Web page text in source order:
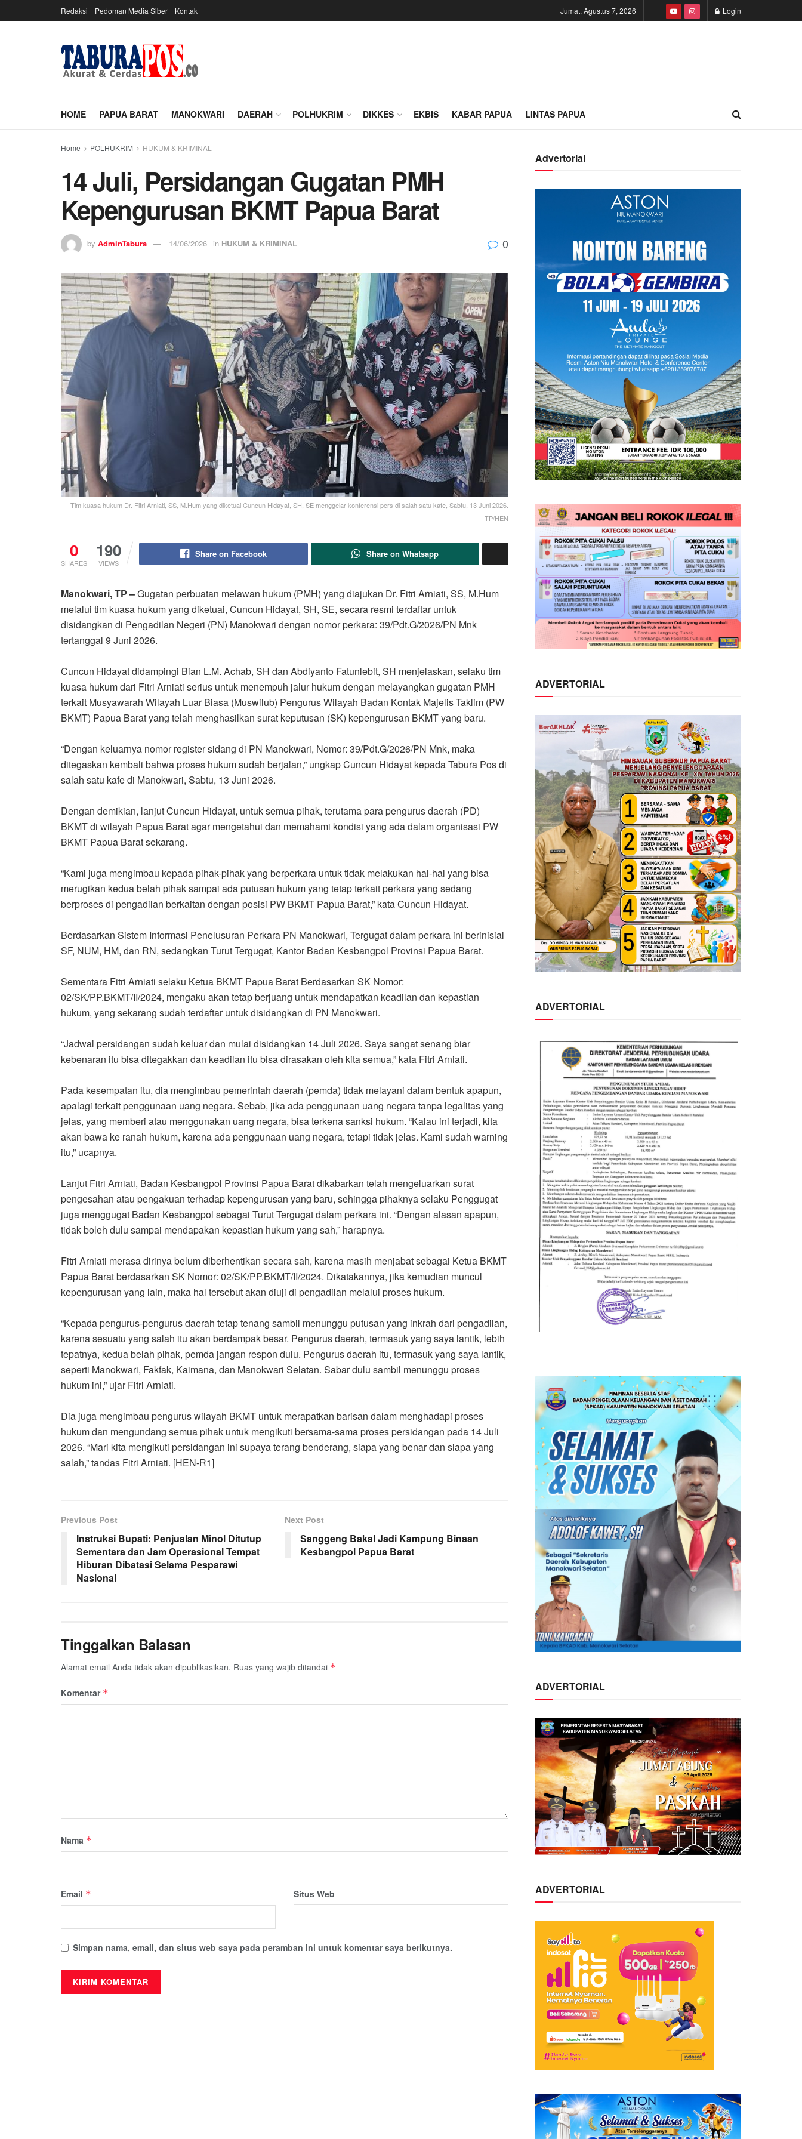
Redaksi Pedoman Media Siber Kontak Jumat, Agustus 7, 2026 Login
HOME PAPUA BARAT MANOKWARI DAERAH POLHUKRIM DIKKES EKBIS KABAR PAPUA LINTAS PAPUA
Home POLHUKRIM HUKUM & KRIMINAL
‎14 Juli, Persidangan Gugatan PMH
Kepengurusan BKMT Papua Barat
by AdminTabura 14/06/2026 in HUKUM & KRIMINAL 0
Tim kuasa hukum Dr. Fitri Arniati, SS, M.Hum yang diketuai Cuncun Hidayat, SH, SE menggelar konferensi pers di salah satu kafe, Sabtu, 13 Juni 2026.
TP/HEN
0
SHARES
190
VIEWS
Share on Facebook Share on Whatsapp
Manokwari, TP –Gugatan perbuatan melawan hukum (PMH) yang diajukan Dr. Fitri Arniati, SS, M.Hum
melalui tim kuasa hukum yang diketuai, Cuncun Hidayat, SH, SE, secara resmi terdaftar untuk
disidangkan di Pengadilan Negeri (PN) Manokwari dengan nomor perkara: 39/Pdt.G/2026/PN Mnk
tertanggal 9 Juni 2026.
‎Cuncun Hidayat didampingi Bian L.M. Achab, SH dan Abdiyanto Fatunlebit, SH menjelaskan, selaku tim
kuasa hukum dari Fitri Arniati serius untuk menempuh jalur hukum dengan melayangkan gugatan PMH
terkait Musyawarah Wilayah Luar Biasa (Muswilub) Pengurus Wilayah Badan Kontak Majelis Taklim (PW
BKMT) Papua Barat yang telah menghasilkan surat keputusan (SK) kepengurusan BKMT yang baru.
‎“Dengan keluarnya nomor register sidang di PN Manokwari, Nomor: 39/Pdt.G/2026/PN Mnk, maka
ditegaskan kembali bahwa proses hukum sudah berjalan,” ungkap Cuncun Hidayat kepada Tabura Pos di
salah satu kafe di Manokwari, Sabtu, 13 Juni 2026.
‎Dengan demikian, lanjut Cuncun Hidayat, untuk semua pihak, terutama para pengurus daerah (PD)
BKMT di wilayah Papua Barat agar mengetahui dan memahami kondisi yang ada dalam organisasi PW
BKMT Papua Barat sekarang.
‎“Kami juga mengimbau kepada pihak-pihak yang berperkara untuk tidak melakukan hal-hal yang bisa
merugikan kedua belah pihak sampai ada putusan hukum yang tetap terkait perkara yang sedang
berproses di pengadilan berkaitan dengan posisi PW BKMT Papua Barat,” kata Cuncun Hidayat.
‎Berdasarkan Sistem Informasi Penelusuran Perkara PN Manokwari, Tergugat dalam perkara ini berinisial
SF, NUM, HM, dan RN, sedangkan Turut Tergugat, Kantor Badan Kesbangpol Provinsi Papua Barat.
‎Sementara Fitri Arniati selaku Ketua BKMT Papua Barat Berdasarkan SK Nomor:
02/SK/PP.BKMT/II/2024, mengaku akan tetap berjuang untuk mendapatkan keadilan dan kepastian
hukum, yang sekarang sudah terdaftar untuk disidangkan di PN Manokwari.
‎“Jadwal persidangan sudah keluar dan mulai disidangkan 14 Juli 2026. Saya sangat senang biar
kebenaran itu bisa ditegakkan dan keadilan itu bisa dirasakan oleh kita semua,” kata Fitri Arniati.
‎Pada kesempatan itu, dia mengimbau pemerintah daerah (pemda) tidak melayani dalam bentuk apapun,
apalagi terkait penggunaan uang negara. Sebab, jika ada penggunaan uang negara tanpa legalitas yang
jelas, yang memberi atau menggunakan uang negara, bisa terkena sanksi hukum. “Kalau ini terjadi, kita
akan bawa ke ranah hukum, karena ada penggunaan uang negara, tetapi tidak jelas. Kami sudah warning
itu,” ucapnya.
‎Lanjut Fitri Arniati, Badan Kesbangpol Provinsi Papua Barat dikabarkan telah mengeluarkan surat
pengesahan atau pengakuan terhadap kepengurusan yang baru, sehingga pihaknya selaku Penggugat
juga menggugat Badan Kesbangpol sebagai Turut Tergugat dalam perkara ini. “Dengan alasan apapun,
tidak boleh dulu sampai mendapakan kepastian hukum yang sah,” harapnya.
‎Fitri Arniati merasa dirinya belum diberhentikan secara sah, karena masih menjabat sebagai Ketua BKMT
Papua Barat berdasarkan SK Nomor: 02/SK/PP.BKMT/II/2024. Dikatakannya, jika kemudian muncul
kepengurusan yang lain, maka hal tersebut akan diuji di pengadilan melalui proses hukum.
‎“Kepada pengurus-pengurus daerah tetap tenang sambil menunggu putusan yang inkrah dari pengadilan,
karena sesuatu yang salah itu akan berdampak besar. Pengurus daerah, termasuk yang saya lantik, lebih
tepatnya, kedua belah pihak, pemda jangan respon dulu. Pengurus daerah itu, termasuk yang saya lantik,
seperti Manokwari, Fakfak, Kaimana, dan Manokwari Selatan. Sabar dulu sambil menunggu proses
hukum ini,” ujar Fitri Arniati.
‎Dia juga mengimbau pengurus wilayah BKMT untuk merapatkan barisan dalam menghadapi proses
hukum dan mengundang semua pihak untuk mengikuti bersama-sama proses persidangan pada 14 Juli
2026. “Mari kita mengikuti persidangan ini supaya terang benderang, siapa yang benar dan siapa yang
salah,” tandas Fitri Arniati. [HEN-R1]
Previous Post
Instruksi Bupati: Penjualan Minol Ditutup
Sementara dan Jam Operasional Tempat
Hiburan Dibatasi Selama Pesparawi
Nasional
Next Post
Sanggeng Bakal Jadi Kampung Binaan
Kesbangpol Papua Barat
Tinggalkan Balasan
Alamat email Anda tidak akan dipublikasikan. Ruas yang wajib ditandai *
Komentar *
Nama *
Email * Situs Web
Simpan nama, email, dan situs web saya pada peramban ini untuk komentar saya berikutnya.
Advertorial
ADVERTORIAL
ADVERTORIAL
ADVERTORIAL
ADVERTORIAL